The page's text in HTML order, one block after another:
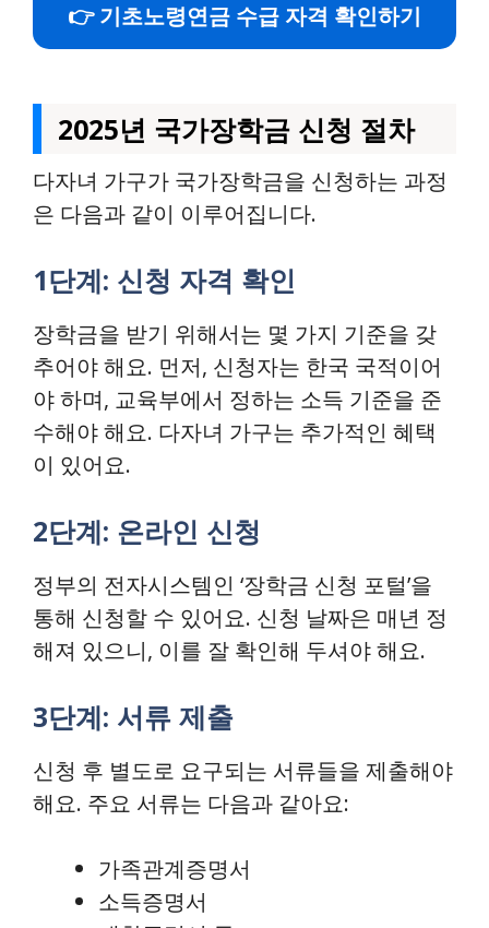
👉 기초노령연금 수급 자격 확인하기
2025년 국가장학금 신청 절차
다자녀 가구가 국가장학금을 신청하는 과정
은 다음과 같이 이루어집니다.
1단계: 신청 자격 확인
장학금을 받기 위해서는 몇 가지 기준을 갖
추어야 해요. 먼저, 신청자는 한국 국적이어
야 하며, 교육부에서 정하는 소득 기준을 준
수해야 해요. 다자녀 가구는 추가적인 혜택
이 있어요.
2단계: 온라인 신청
정부의 전자시스템인 ‘장학금 신청 포털’을
통해 신청할 수 있어요. 신청 날짜은 매년 정
해져 있으니, 이를 잘 확인해 두셔야 해요.
3단계: 서류 제출
신청 후 별도로 요구되는 서류들을 제출해야
해요. 주요 서류는 다음과 같아요:
가족관계증명서
소득증명서